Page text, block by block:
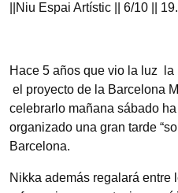
||Niu Espai Artístic || 6/10 ||
Hace 5 años que vio la luz la
el proyecto de la Barcelona
celebrarlo mañana sábado ha
organizado una gran tarde
Barcelona.
Nikka además regalará entre